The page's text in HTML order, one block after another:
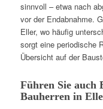
sinnvoll – etwa nach
vor der Endabnahme.
Eller, wo häufig
sorgt eine periodische
Übersicht auf der
Führen Sie auch
Bauherren in